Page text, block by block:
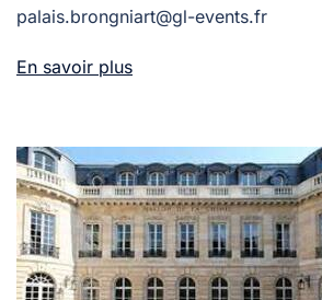
palais.brongniart@gl-events.fr
En savoir plus